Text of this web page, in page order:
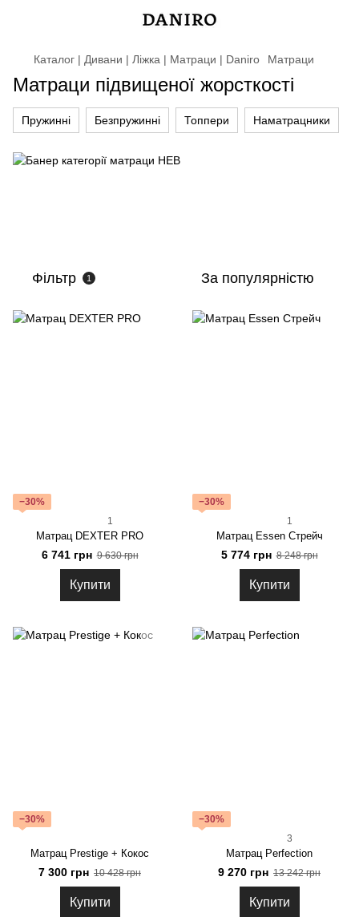
Каталог | Дивани | Ліжка | Матраци | Daniro Матраци
Матраци підвищеної жорсткості
Пружинні Безпружинні Топпери Наматрацники
Фільтр 1 За популярністю
−30%
1
Матрац DEXTER PRO
6 741 грн 9 630 грн
Купити
−30%
1
Матрац Essen Стрейч
5 774 грн 8 248 грн
Купити
−30%
Матрац Prestige + Кокос
7 300 грн 10 428 грн
Купити
−30%
3
Матрац Perfection
9 270 грн 13 242 грн
Купити